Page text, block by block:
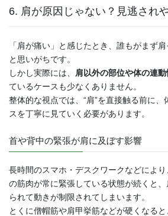
6. 肩が原因じゃない？見逃され
「肩が痛い」と感じたとき、誰もがまず
と思いがちです。
しかし実際には、
肩以外の部位や体の連
ているケースも少なくありません。
整体的な視点では、“肩”を直接触る前に
スを丁寧に見ていく必要があります。
首や背中の緊張が肩に及ぼす影響
長時間のスマホ・デスクワークなどによ
の筋肉が常に緊張している状態が続くと
られて動きが制限されてしまいます。
とくに僧帽筋や肩甲挙筋などが硬くなる